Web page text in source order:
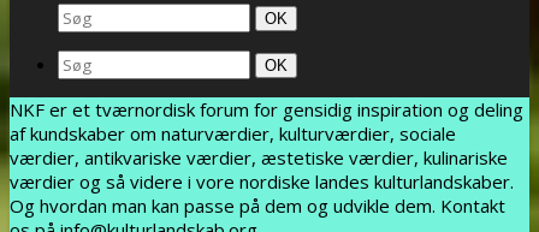
Search
for:
Søg
OK
Search
for:
Søg
OK
NKF er et tværnordisk forum for gensidig inspiration og deling
af kundskaber om naturværdier, kulturværdier, sociale
værdier, antikvariske værdier, æstetiske værdier, kulinariske
værdier og så videre i vore nordiske landes kulturlandskaber.
Og hvordan man kan passe på dem og udvikle dem. Kontakt